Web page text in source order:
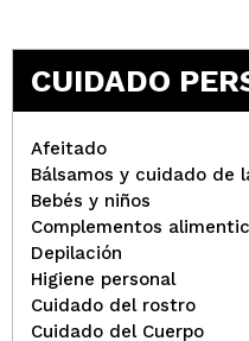
CUIDADO
Afeitado
Bálsamos y cuidado de
Bebés y niños
Complementos
Depilación
Higiene personal
Cuidado del rostro
Cuidado del Cuerpo